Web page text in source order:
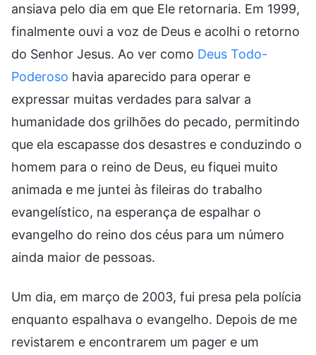
ansiava pelo dia em que Ele retornaria. Em 1999,
finalmente ouvi a voz de Deus e acolhi o retorno
do Senhor Jesus. Ao ver como Deus Todo-
Poderoso havia aparecido para operar e
expressar muitas verdades para salvar a
humanidade dos grilhões do pecado, permitindo
que ela escapasse dos desastres e conduzindo o
homem para o reino de Deus, eu fiquei muito
animada e me juntei às fileiras do trabalho
evangelístico, na esperança de espalhar o
evangelho do reino dos céus para um número
ainda maior de pessoas.
Um dia, em março de 2003, fui presa pela polícia
enquanto espalhava o evangelho. Depois de me
revistarem e encontrarem um pager e um